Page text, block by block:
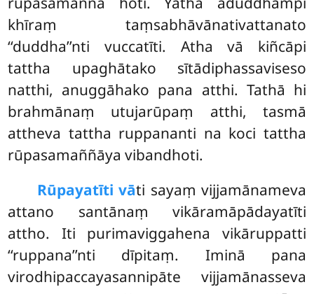
khīraṃ taṃsabhāvānativattanato
‘‘duddha’’nti vuccatīti. Atha vā kiñcāpi
tattha upaghātako sītādiphassaviseso
natthi, anuggāhako pana atthi. Tathā hi
brahmānaṃ utujarūpaṃ atthi, tasmā
attheva tattha ruppananti na koci tattha
rūpasamaññāya vibandhoti.
Rūpayatīti vāti sayaṃ vijjamānameva
attano santānaṃ vikāramāpādayatīti
attho. Iti purimaviggahena vikāruppatti
‘‘ruppana’’nti dīpitaṃ. Iminā pana
virodhipaccayasannipāte vijjamānasseva